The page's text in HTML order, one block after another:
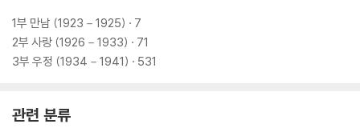
고민을 털어놓는다. 재치 넘치고 때론 도발적인 버지니아와 비타의 문장은
서로에 대한 마음의 변화를 직관적으로 드러내고, 복합적인 감정을 생생하
게 보여준다.
니아가 쓴 비타의 전기 소설 『올랜도』는 레드클리프 홀의 『고독의 우물』이
1부 만남 (1923－1925) · 7
2부 사랑 (1926－1933) · 71
3부 우정 (1934－1941) · 531
관련 분류